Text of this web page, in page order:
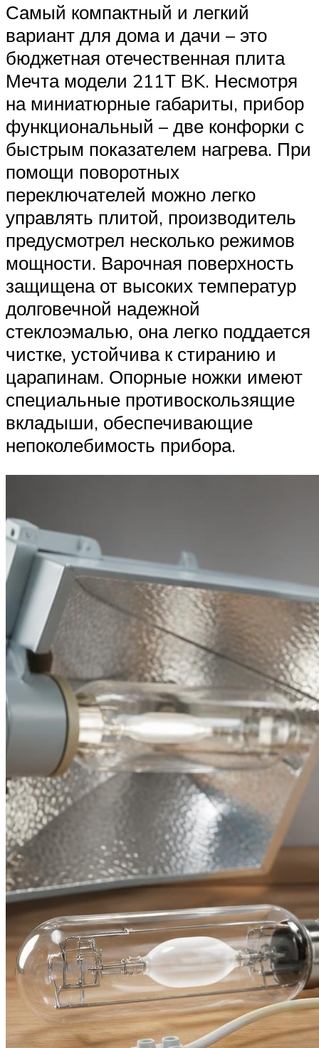
Самый компактный и легкий
вариант для дома и дачи – это
бюджетная отечественная плита
Мечта модели 211Т BK. Несмотря
на миниатюрные габариты, прибор
функциональный – две конфорки с
быстрым показателем нагрева. При
помощи поворотных
переключателей можно легко
управлять плитой, производитель
предусмотрел несколько режимов
мощности. Варочная поверхность
защищена от высоких температур
долговечной надежной
стеклоэмалью, она легко поддается
чистке, устойчива к стиранию и
царапинам. Опорные ножки имеют
специальные противоскользящие
вкладыши, обеспечивающие
непоколебимость прибора.